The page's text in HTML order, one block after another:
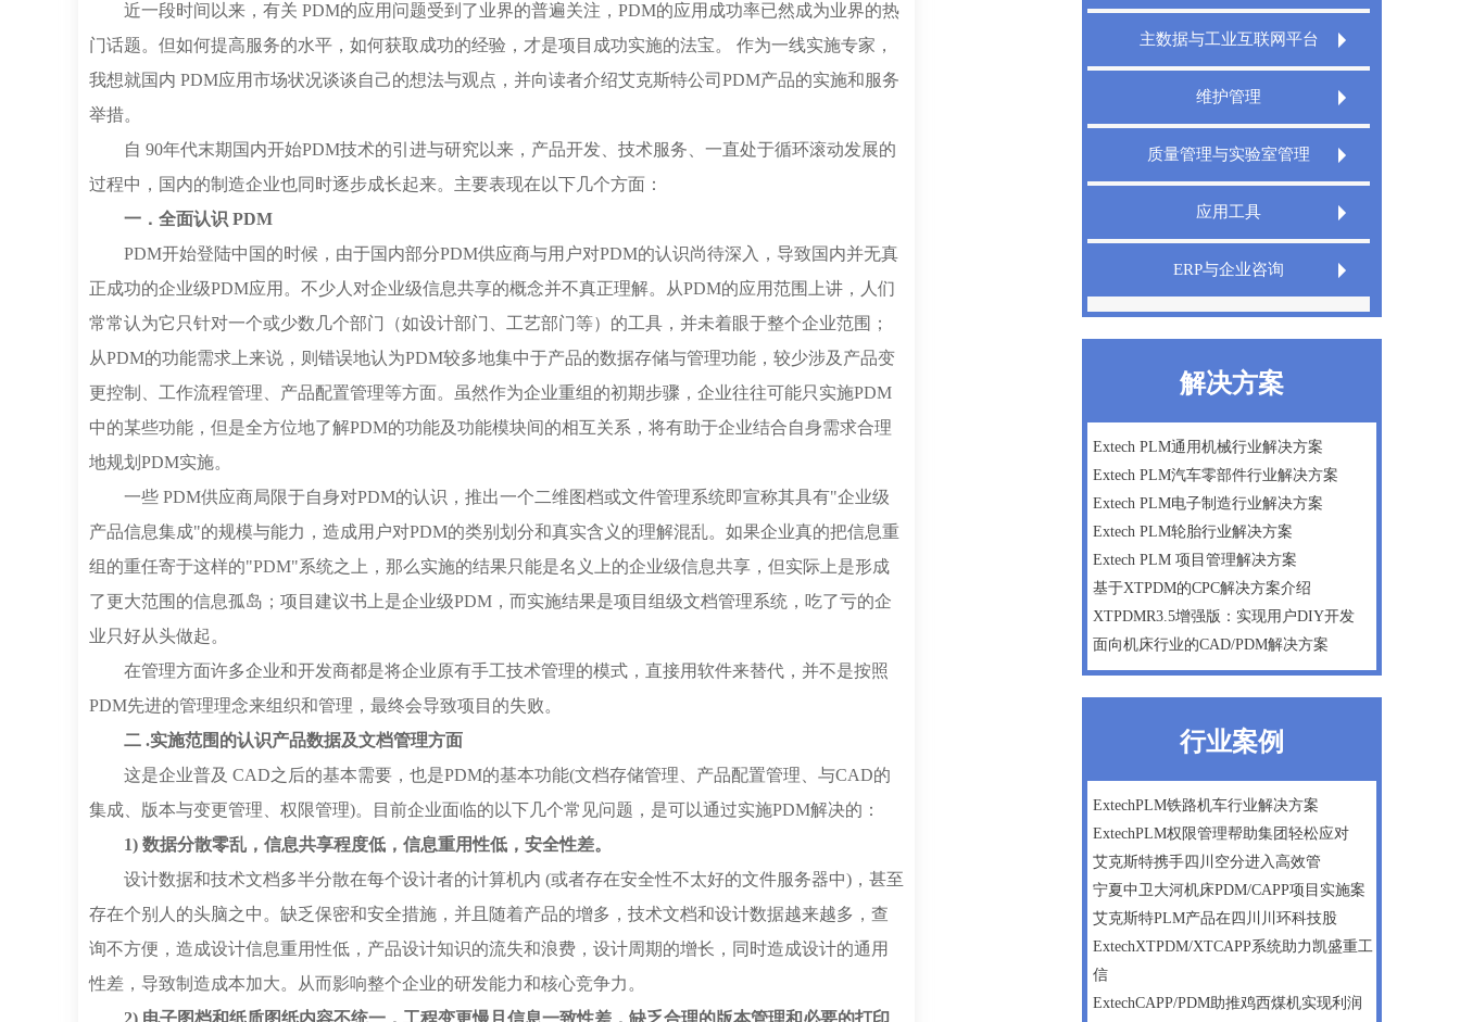
近一段时间以来，有关 PDM的应用问题受到了业界的普遍关注，PDM的应用成功率已然成为业界的热
门话题。但如何提高服务的水平，如何获取成功的经验，才是项目成功实施的法宝。 作为一线实施专家，
我想就国内 PDM应用市场状况谈谈自己的想法与观点，并向读者介绍艾克斯特公司PDM产品的实施和服务
举措。
自 90年代末期国内开始PDM技术的引进与研究以来，产品开发、技术服务、一直处于循环滚动发展的
过程中，国内的制造企业也同时逐步成长起来。主要表现在以下几个方面：
一．全面认识 PDM
PDM开始登陆中国的时候，由于国内部分PDM供应商与用户对PDM的认识尚待深入，导致国内并无真
正成功的企业级PDM应用。不少人对企业级信息共享的概念并不真正理解。从PDM的应用范围上讲，人们
常常认为它只针对一个或少数几个部门（如设计部门、工艺部门等）的工具，并未着眼于整个企业范围；
从PDM的功能需求上来说，则错误地认为PDM较多地集中于产品的数据存储与管理功能，较少涉及产品变
更控制、工作流程管理、产品配置管理等方面。虽然作为企业重组的初期步骤，企业往往可能只实施PDM
中的某些功能，但是全方位地了解PDM的功能及功能模块间的相互关系，将有助于企业结合自身需求合理
地规划PDM实施。
一些 PDM供应商局限于自身对PDM的认识，推出一个二维图档或文件管理系统即宣称其具有"企业级
产品信息集成"的规模与能力，造成用户对PDM的类别划分和真实含义的理解混乱。如果企业真的把信息重
组的重任寄于这样的"PDM"系统之上，那么实施的结果只能是名义上的企业级信息共享，但实际上是形成
了更大范围的信息孤岛；项目建议书上是企业级PDM，而实施结果是项目组级文档管理系统，吃了亏的企
业只好从头做起。
在管理方面许多企业和开发商都是将企业原有手工技术管理的模式，直接用软件来替代，并不是按照
PDM先进的管理理念来组织和管理，最终会导致项目的失败。
二 .实施范围的认识产品数据及文档管理方面
这是企业普及 CAD之后的基本需要，也是PDM的基本功能(文档存储管理、产品配置管理、与CAD的
集成、版本与变更管理、权限管理)。目前企业面临的以下几个常见问题，是可以通过实施PDM解决的：
1) 数据分散零乱，信息共享程度低，信息重用性低，安全性差。
设计数据和技术文档多半分散在每个设计者的计算机内 (或者存在安全性不太好的文件服务器中)，甚至
存在个别人的头脑之中。缺乏保密和安全措施，并且随着产品的增多，技术文档和设计数据越来越多，查
询不方便，造成设计信息重用性低，产品设计知识的流失和浪费，设计周期的增长，同时造成设计的通用
性差，导致制造成本加大。从而影响整个企业的研发能力和核心竞争力。
2) 电子图档和纸质图纸内容不统一，工程变更慢且信息一致性差，缺乏合理的版本管理和必要的打印
XT PDM产品数据管理系统
Extech 3DCAPP三维工艺
Extech MES精益制造规划执行系统
Extech TMS刀具管理系统
主数据与工业互联网平台
Extech DigitalWorks Foundation数字工厂
工业互联网平台
Extech MDM主数据管理系统
维护管理
Extech MRO数字化维修解决方案
质量管理与实验室管理
Extech LIMS实验室信息管理系统
Extech QMS产品质量管理系统
应用工具
Extech TeamDesigner设计之星
XT InfoShield电子信息防护盾
ERP与企业咨询
IPD管理咨询
微软Dynamics AX ERP一体化方案
数字化工厂建设咨询
企业战略及管理咨询
解决方案
Extech PLM通用机械行业解决方案
Extech PLM汽车零部件行业解决方案
Extech PLM电子制造行业解决方案
Extech PLM轮胎行业解决方案
Extech PLM 项目管理解决方案
基于XTPDM的CPC解决方案介绍
XTPDMR3.5增强版：实现用户DIY开发
面向机床行业的CAD/PDM解决方案
行业案例
ExtechPLM铁路机车行业解决方案
ExtechPLM权限管理帮助集团轻松应对
艾克斯特携手四川空分进入高效管
宁夏中卫大河机床PDM/CAPP项目实施案
艾克斯特PLM产品在四川川环科技股
ExtechXTPDM/XTCAPP系统助力凯盛重工
信
ExtechCAPP/PDM助推鸡西煤机实现利润